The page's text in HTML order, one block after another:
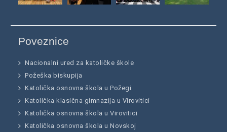
Poveznice
Nacionalni ured za katoličke škole
Požeška biskupija
Katolička osnovna škola u Požegi
Katolička klasična gimnazija u Virovitici
Katolička osnovna škola u Virovitici
Katolička osnovna škola u Novskoj